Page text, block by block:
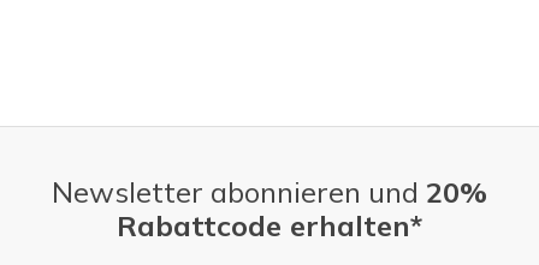
Newsletter abonnieren und 20%
Rabattcode erhalten*